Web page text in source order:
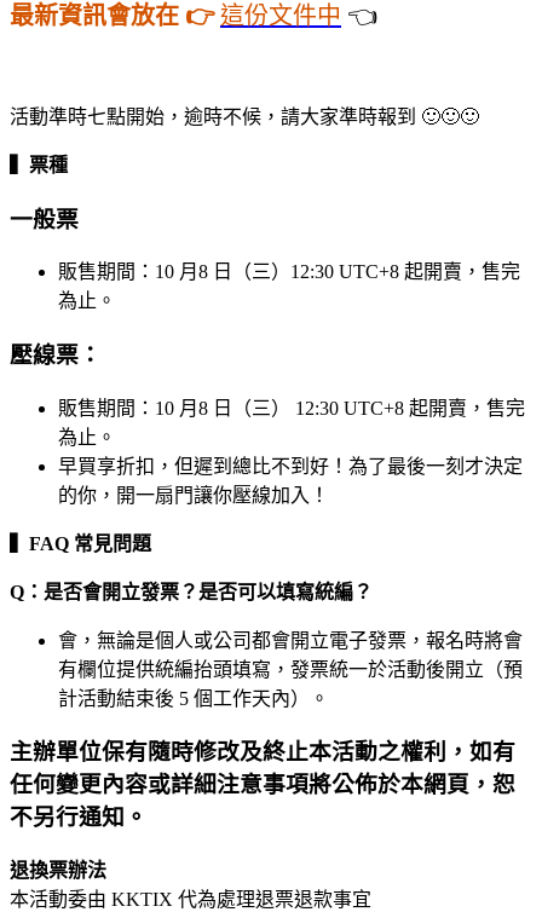
最新資訊會放在 👉這份文件中 👈
活動準時七點開始，逾時不候，請大家準時報到 🙂🙂🙂
▍票種
一般票
販售期間：10 月8 日（三）12:30 UTC+8 起開賣，售完
為止。
壓線票：
販售期間：10 月8 日（三） 12:30 UTC+8 起開賣，售完
為止。
早買享折扣，但遲到總比不到好！為了最後一刻才決定
的你，開一扇門讓你壓線加入！
▍FAQ 常見問題
Q：是否會開立發票？是否可以填寫統編？
會，無論是個人或公司都會開立電子發票，報名時將會
有欄位提供統編抬頭填寫，發票統一於活動後開立（預
計活動結束後 5 個工作天內）。
主辦單位保有隨時修改及終止本活動之權利，如有
任何變更內容或詳細注意事項將公佈於本網頁，恕
不另行通知。
退換票辦法
本活動委由 KKTIX 代為處理退票退款事宜